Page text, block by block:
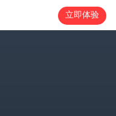
立即体验